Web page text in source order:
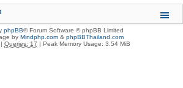
phpBB® Forum Software © phpBB Limited
by Mindphp.com& phpBBThailand.com
Queries: 17 | Peak Memory Usage: 3.54 MiB